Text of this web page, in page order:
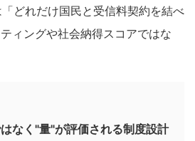
どれだけ国民と受信料契約を結べ
ィングや社会納得スコアではな
なく"量"が評価される制度設計